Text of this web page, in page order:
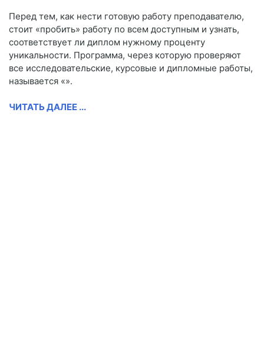
Перед тем, как нести готовую работу преподавателю,
стоит «пробить» работу по всем доступным и узнать,
соответствует ли диплом нужному проценту
уникальности. Программа, через которую проверяют
все исследовательские, курсовые и дипломные работы,
называется «».
ЧИТАТЬ ДАЛЕЕ ...